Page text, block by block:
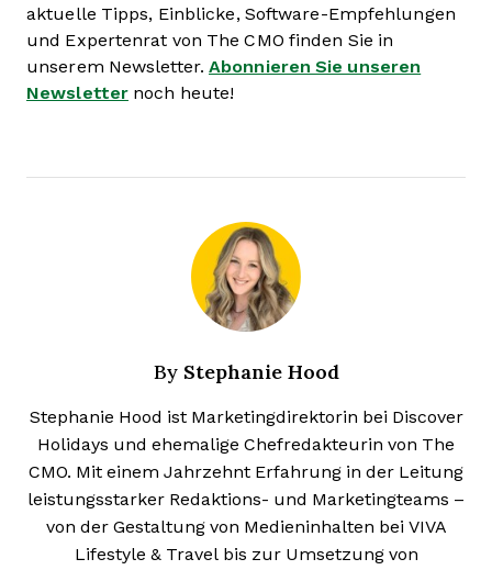
aktuelle Tipps, Einblicke, Software-Empfehlungen
und Expertenrat von The CMO finden Sie in
unserem Newsletter. Abonnieren Sie unseren
Newsletter noch heute!
By Stephanie Hood
Stephanie Hood ist Marketingdirektorin bei Discover
Holidays und ehemalige Chefredakteurin von The
CMO. Mit einem Jahrzehnt Erfahrung in der Leitung
leistungsstarker Redaktions- und Marketingteams –
von der Gestaltung von Medieninhalten bei VIVA
Lifestyle & Travel bis zur Umsetzung von